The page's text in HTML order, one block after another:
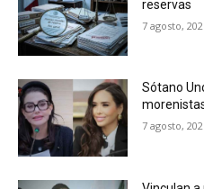
reservas
7 agosto,
Sótano
7 agosto,